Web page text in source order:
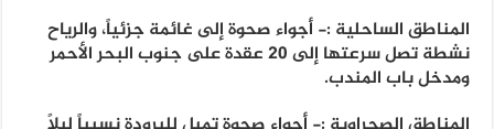
المناطق الساحلية :- أجواء صحوة إلى غائمة جزئياً، والرياح
نشطة تصل سرعتها إلى 20 عقدة على جنوب البحر الأحمر
ومدخل باب المندب.